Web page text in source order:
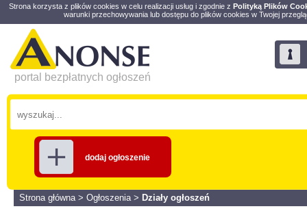
Strona korzysta z plików cookies w celu realizacji usług i zgodnie z Polityką Plików
warunki przechowywania lub dostępu do plików cookies w Twojej
portal bezpłatnych ogłoszeń
dodaj ogłoszenie
Strona główna> Ogłoszenia > Działy ogłoszeń